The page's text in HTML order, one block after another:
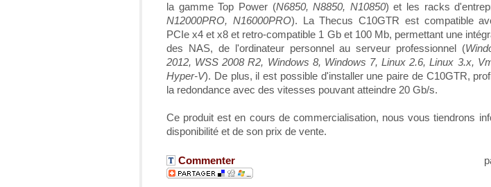
la gamme Top Power (N6850, N8850, N10850) et les racks
N12000PRO, N16000PRO). La Thecus C10GTR est compatible
PCIe x4 et x8 et retro-compatible 1 Gb et 100 Mb, permettant une
des NAS, de l'ordinateur personnel au serveur professionnel (
2012, WSS 2008 R2, Windows 8, Windows 7, Linux 2.6, Linux 3.x,
Hyper-V). De plus, il est possible d'installer une paire de C10GTR,
la redondance avec des vitesses pouvant atteindre 20 Gb/s.
Ce produit est en cours de commercialisation, nous vous tiendrons
disponibilité et de son prix de vente.
Commenter